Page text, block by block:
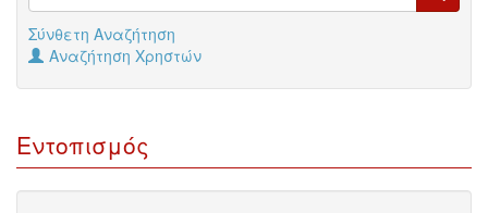
Σύνθετη Αναζήτηση
Αναζήτηση Χρηστών
Εντοπισμός